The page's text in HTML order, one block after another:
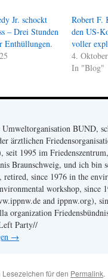
Jr. schockt
– Drei Stunden
Enthüllungen.
Robert F.
den US-
voller
4.
In "Blog"
BUND,
ärztlichen
1995 im
Braunschweig, und ich bin
since 1976 in the
workshop, since
and ippnw.org),
organization
Party//
→
für den Permalink.